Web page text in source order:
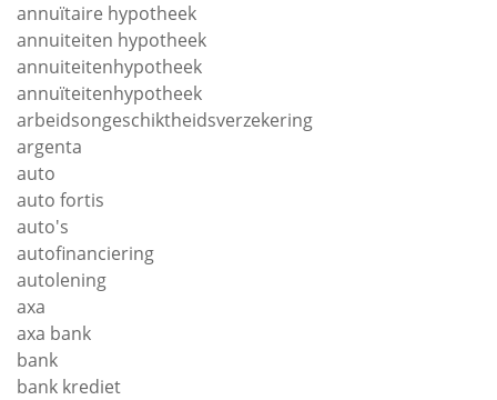
annuïtaire hypotheek
annuiteiten hypotheek
annuiteitenhypotheek
annuïteitenhypotheek
arbeidsongeschiktheidsverzekering
argenta
auto
auto fortis
auto's
autofinanciering
autolening
axa
axa bank
bank
bank krediet